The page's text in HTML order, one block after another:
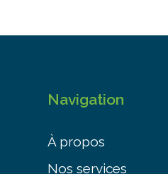
Navigation
À propos
Nos services